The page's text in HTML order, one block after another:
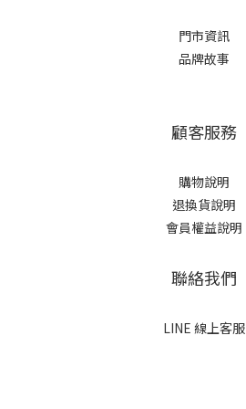
門市資訊
品牌故事
顧客服務
購物說明
退換貨說明
會員權益說明
聯絡我們
LINE 線上客服